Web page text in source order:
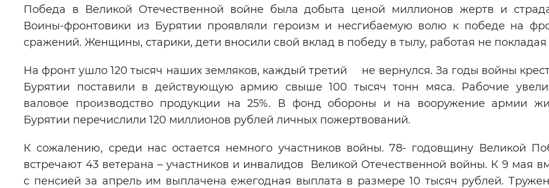
Победа в Великой Отечественной войне была добыта ценой миллионов жертв и
Воины-фронтовики из Бурятии проявляли героизм и несгибаемую волю к победе на
сражений. Женщины, старики, дети вносили свой вклад в победу в тылу, работая не покладая
На фронт ушло 120 тысяч наших земляков, каждый третий не вернулся. За годы войны
Бурятии поставили в действующую армию свыше 100 тысяч тонн мяса. Рабочие
валовое производство продукции на 25%. В фонд обороны и на вооружение армии
Бурятии перечислили 120 миллионов рублей личных пожертвований.
К сожалению, среди нас остается немного участников войны. 78- годовщину Великой
встречают 43 ветерана – участников и инвалидов Великой Отечественной войны. К 9 мая
с пенсией за апрель им выплачена ежегодная выплата в размере 10 тысяч рублей.